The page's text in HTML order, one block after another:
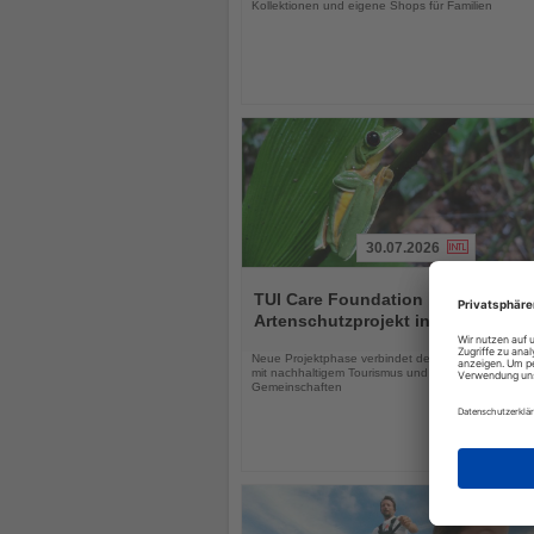
Kollektionen und eigene Shops für Familien
Sie
die
30.07.2026
TUI Care Foundation baut
Artenschutzprojekt in Costa Rica
Neue Projektphase verbindet den Schutz
mit nachhaltigem Tourismus und der Stärkung
Gemeinschaften